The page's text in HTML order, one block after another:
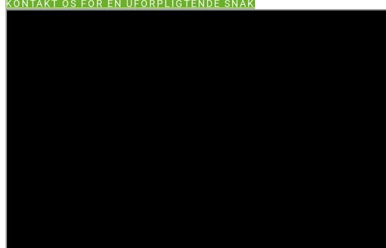
KONTAKT OS FOR EN UFORPLIGTENDE SNAK